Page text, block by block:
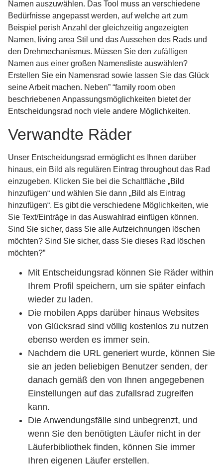
Namen auszuwählen. Das Tool muss an verschiedene
Bedürfnisse angepasst werden, auf welche art zum
Beispiel perish Anzahl der gleichzeitig angezeigten
Namen, living area Stil und das Aussehen des Rads und
den Drehmechanismus. Müssen Sie den zufälligen
Namen aus einer großen Namensliste auswählen?
Erstellen Sie ein Namensrad sowie lassen Sie das Glück
seine Arbeit machen. Neben” “family room oben
beschriebenen Anpassungsmöglichkeiten bietet der
Entscheidungsrad noch viele andere Möglichkeiten.
Verwandte Räder
Unser Entscheidungsrad ermöglicht es Ihnen darüber
hinaus, ein Bild als regulären Eintrag throughout das Rad
einzugeben. Klicken Sie bei die Schaltfläche „Bild
hinzufügen“ und wählen Sie dann „Bild als Eintrag
hinzufügen“. Es gibt die verschiedene Möglichkeiten, wie
Sie Text/Einträge in das Auswahlrad einfügen können.
Sind Sie sicher, dass Sie alle Aufzeichnungen löschen
möchten? Sind Sie sicher, dass Sie dieses Rad löschen
möchten?”
Mit Entscheidungsrad können Sie Räder within
Ihrem Profil speichern, um sie später einfach
wieder zu laden.
Die mobilen Apps darüber hinaus Websites
von Glücksrad sind völlig kostenlos zu nutzen
ebenso werden es immer sein.
Nachdem die URL generiert wurde, können Sie
sie an jeden beliebigen Benutzer senden, der
danach gemäß den von Ihnen angegebenen
Einstellungen auf das zufallsrad zugreifen
kann.
Die Anwendungsfälle sind unbegrenzt, und
wenn Sie den benötigten Läufer nicht in der
Läuferbibliothek finden, können Sie immer
Ihren eigenen Läufer erstellen.